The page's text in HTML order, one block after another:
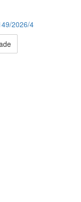
2026/4